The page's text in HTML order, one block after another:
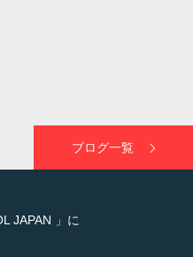
ブログ一覧
とマッチョ」
さんに…